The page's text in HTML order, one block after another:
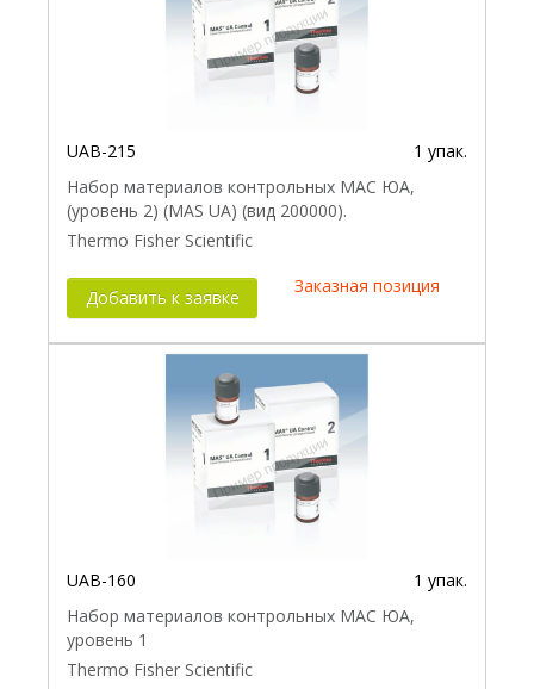
UAB-215
1 упак.
Набор материалов контрольных МАС ЮА,
(уровень 2) (MAS UA) (вид 200000).
Thermo Fisher Scientific
Добавить к заявке
Заказная позиция
UAB-160
1 упак.
Набор материалов контрольных МАС ЮА,
уровень 1
Thermo Fisher Scientific